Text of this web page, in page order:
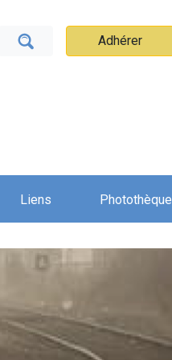
Adhérer
Liens Photothèque